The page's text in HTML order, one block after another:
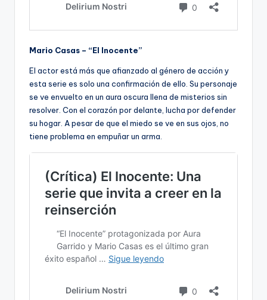
Mario Casas – “El Inocente”
El actor está más que afianzado al género de acción y
esta serie es solo una confirmación de ello. Su personaje
se ve envuelto en un aura oscura llena de misterios sin
resolver. Con el corazón por delante, lucha por defender
su hogar. A pesar de que el miedo se ve en sus ojos, no
tiene problema en empuñar un arma.